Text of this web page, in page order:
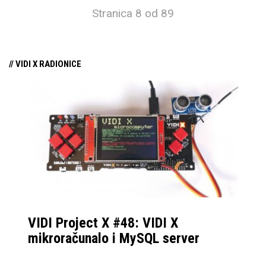
Stranica 8 od 89
// VIDI X RADIONICE
VIDI Project X #48: VIDI X
mikroračunalo i MySQL server